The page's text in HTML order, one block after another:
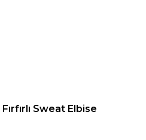
Fırfırlı Sweat Elbise